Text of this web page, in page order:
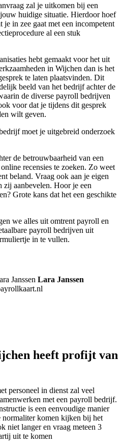
zal je uitkomen bij een
huidige situatie. Hierdoor hoef
in zee gaat met een incompetent
al een stuk
hebt gemaakt voor het uit
in Wijchen dan is het
te laten plaatsvinden. Dit
beeld van het bedrijf achter de
de diverse payroll bedrijven
voor dat je tijdens dit gesprek
wilt geven.
moet je uitgebreid onderzoek
de betrouwbaarheid van een
recensies te zoeken. Zo weet
beland. Vraag ook aan je eigen
aanbevelen. Hoor je een
Grote kans dat het een geschikte
we alles uit omtrent payroll en
payroll bedrijven uit
in te vullen.
Lara Janssen
heeft profijt van
personeel in dienst zal veel
met een payroll bedrijf.
is een eenvoudige manier
normaliter komen kijken bij het
niet langer en vraag meteen 3
uit te komen